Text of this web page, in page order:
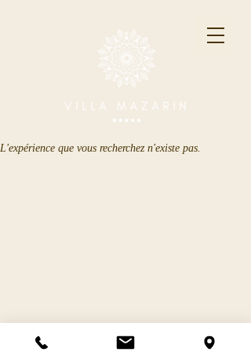
L'expérience que vous recherchez n'existe pas.
©2026Villa Mazarin35, Boulevard
Gambetta 30220 AIGUES MORTES
+33 (0)4 66 73